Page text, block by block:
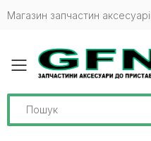
Магазин запчастин
Toggle mobile
Search